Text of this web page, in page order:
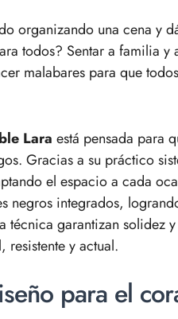
organizando una cena y
todos? Sentar a familia y
malabares para que
Lara está pensada para
Gracias a su práctico
el espacio a cada
negros integrados,
técnica garantizan
y actual.
para el